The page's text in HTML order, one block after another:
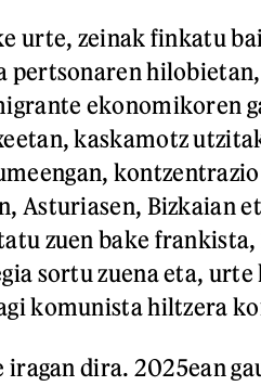
urte, zeinak finkatu
pertsonaren
ekonomikoren
kaskamotz
Asturiasen, Bizkaian
zuen bake
sortu zuena eta,
komunista hiltzera
iragan dira. 2025ean